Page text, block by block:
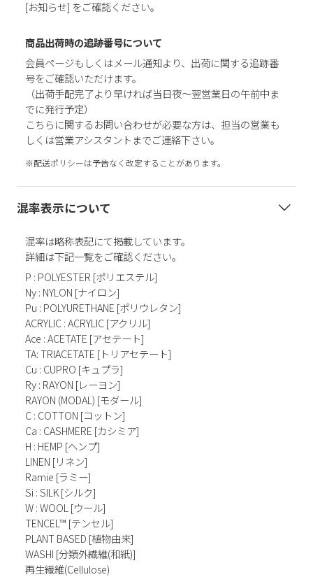
[お知らせ] をご確認ください。
商品出荷時の追跡番号について
会員ページもしくはメール通知より、出荷に関する追跡番
号をご確認いただけます。
（出荷手配完了より早ければ当日夜～翌営業日の午前中ま
でに発行予定）
こちらに関するお問い合わせが必要な方は、担当の営業も
しくは営業アシスタントまでご連絡下さい。
※配送ポリシーは予告なく改定することがあります。
混率表示について
混率は略称表記にて掲載しています。
詳細は下記一覧をご確認ください。
P : POLYESTER [ポリエステル]
Ny : NYLON [ナイロン]
Pu : POLYURETHANE [ポリウレタン]
ACRYLIC : ACRYLIC [アクリル]
Ace : ACETATE [アセテート]
TA: TRIACETATE [トリアセテート]
Cu : CUPRO [キュプラ]
Ry : RAYON [レーヨン]
RAYON (MODAL) [モダール]
C : COTTON [コットン]
Ca : CASHMERE [カシミア]
H : HEMP [ヘンプ]
LINEN [リネン]
Ramie [ラミー]
Si : SILK [シルク]
W : WOOL [ウール]
TENCEL™ [テンセル]
PLANT BASED [植物由来]
WASHI [分類外繊維(和紙)]
再生繊維(Cellulose)